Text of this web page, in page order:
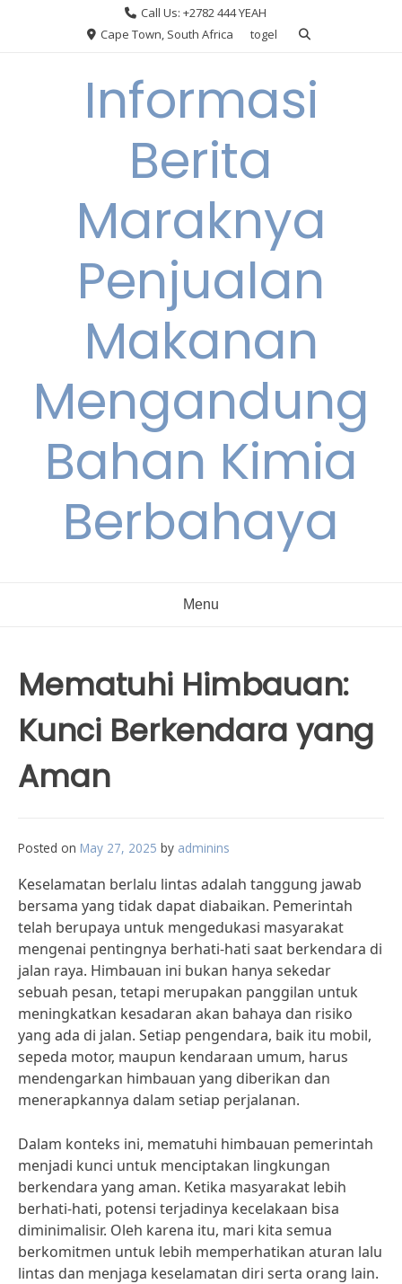
Call Us: +2782 444 YEAH
Cape Town, South Africa
togel
Informasi
Berita
Maraknya
Penjualan
Makanan
Mengandung
Bahan Kimia
Berbahaya
Menu
Mematuhi Himbauan:
Kunci Berkendara yang
Aman
Posted on May 27, 2025 by adminins
Keselamatan berlalu lintas adalah tanggung jawab
bersama yang tidak dapat diabaikan. Pemerintah
telah berupaya untuk mengedukasi masyarakat
mengenai pentingnya berhati-hati saat berkendara di
jalan raya. Himbauan ini bukan hanya sekedar
sebuah pesan, tetapi merupakan panggilan untuk
meningkatkan kesadaran akan bahaya dan risiko
yang ada di jalan. Setiap pengendara, baik itu mobil,
sepeda motor, maupun kendaraan umum, harus
mendengarkan himbauan yang diberikan dan
menerapkannya dalam setiap perjalanan.
Dalam konteks ini, mematuhi himbauan pemerintah
menjadi kunci untuk menciptakan lingkungan
berkendara yang aman. Ketika masyarakat lebih
berhati-hati, potensi terjadinya kecelakaan bisa
diminimalisir. Oleh karena itu, mari kita semua
berkomitmen untuk lebih memperhatikan aturan lalu
lintas dan menjaga keselamatan diri serta orang lain.